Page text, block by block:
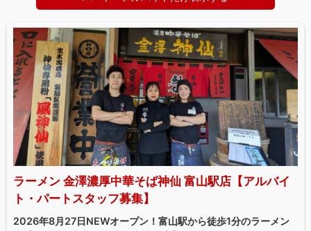
ラーメン 金澤濃厚中華そば神仙 富山駅店【アルバイ
ト・パートスタッフ募集】
2026年8月27日NEWオープン！富山駅から徒歩1分のラーメン